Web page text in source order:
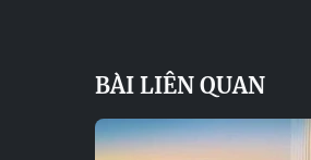
BÀI LIÊN QUAN